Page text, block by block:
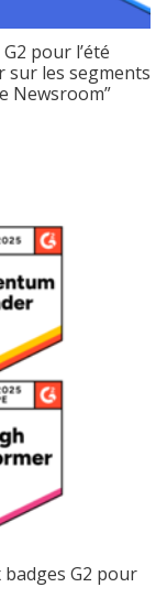
pour l’été
sur les segments
Newsroom”
G2 pour